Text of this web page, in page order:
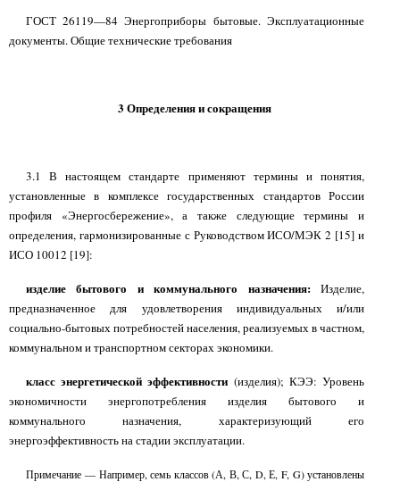
ГОСТ 26119—84 Энергоприборы бытовые. Эксплуатационные
документы. Общие технические требования
3 Определения и сокращения
3.1 В настоящем стандарте применяют термины и понятия,
установленные в комплексе государственных стандартов России
профиля «Энергосбережение», а также следующие термины и
определения, гармонизированные с Руководством ИСО/МЭК 2 [15] и
ИСО 10012 [19]:
изделие бытового и коммунального назначения:Изделие,
предназначенное для удовлетворения индивидуальных и/или
социально-бытовых потребностей населения, реализуемых в частном,
коммунальном и транспортном секторах экономики.
класс энергетической эффективности (изделия); КЭЭ: Уровень
экономичности энергопотребления изделия бытового и
коммунального назначения, характеризующий его
энергоэффективность на стадии эксплуатации.
Примечание — Например, семь классов (А, В, С, D, Е, F, G)установлены